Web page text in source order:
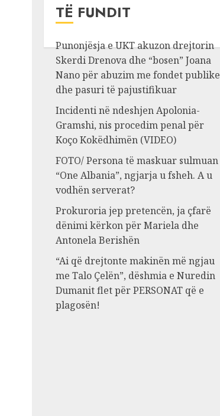
TË FUNDIT
Punonjësja e UKT akuzon drejtorin
Skerdi Drenova dhe “bosen” Joana
Nano për abuzim me fondet publike
dhe pasuri të pajustifikuar
Incidenti në ndeshjen Apolonia-
Gramshi, nis procedim penal për
Koço Kokëdhimën (VIDEO)
FOTO/ Persona të maskuar sulmuan
“One Albania”, ngjarja u fsheh. A u
vodhën serverat?
Prokuroria jep pretencën, ja çfarë
dënimi kërkon për Mariela dhe
Antonela Berishën
“Ai që drejtonte makinën më ngjau
me Talo Çelën”, dëshmia e Nuredin
Dumanit flet për PERSONAT që e
plagosën!